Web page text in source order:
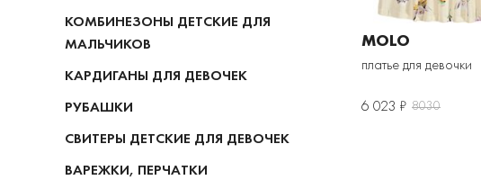
КОМБИНЕЗОНЫ ДЕТСКИЕ ДЛЯ
МАЛЬЧИКОВ
КАРДИГАНЫ ДЛЯ ДЕВОЧЕК
РУБАШКИ
СВИТЕРЫ ДЕТСКИЕ ДЛЯ ДЕВОЧЕК
ВАРЕЖКИ, ПЕРЧАТКИ
MOLO
платье для девочки
6 023 ₽ 8030